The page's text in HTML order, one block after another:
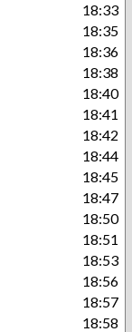
18:33
18:35
18:36
18:38
18:40
18:41
18:42
18:44
18:45
18:47
18:50
18:51
18:53
18:56
18:57
18:58